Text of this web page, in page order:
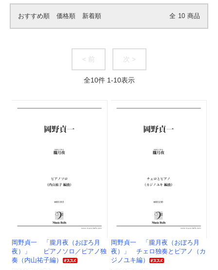
おすすめ順 価格順 新着順 全 10 商品
< 前 次 >
全10件 1-10表示
岡野貞一 「朧月夜（おぼろ月
夜）」 ピアノソロ／ピアノ独
奏（内山祐子編）
岡野貞一 「朧月夜（おぼろ月
夜）」 チェロ独奏とピアノ（カ
ジノユキ編）